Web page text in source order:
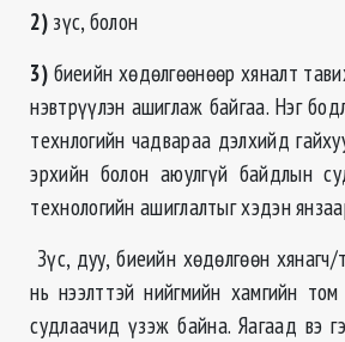
2) зүс, болон
3) биеийн хөдөлгөөнөөр хяналт
нэвтрүүлэн ашиглаж байгаа. Нэг
теxнлогийн чадвараа дэлхийд
эрхийн болон аюулгүй байдлын
теxнологийн ашиглалтыг хэдэн
Зүс, дуу, биеийн хөдөлгөөн
нь нээлттэй нийгмийн хамгийн
судлаачид үзэж байна. Яагаад вэ